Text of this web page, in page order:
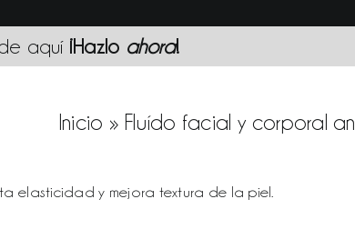
aquí ¡Hazlo ahora!
Inicio » Fluído facial y corporal
elasticidad y mejora textura de la piel.